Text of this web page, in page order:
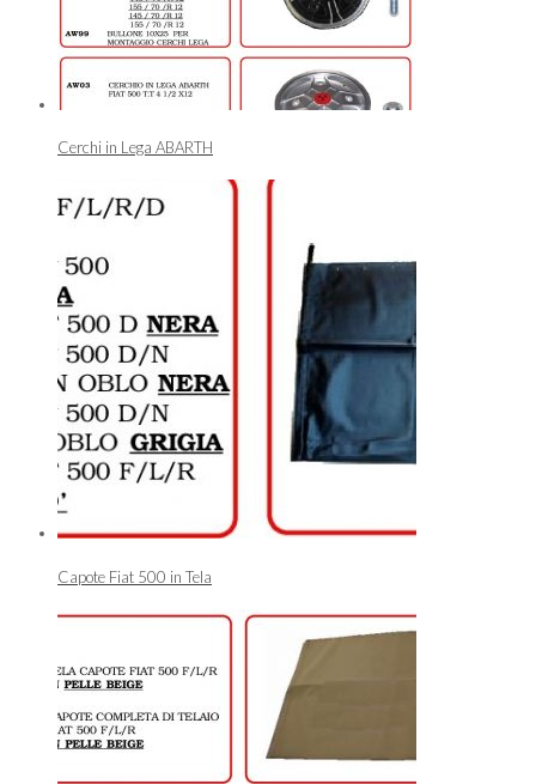
Cerchi in Lega ABARTH
Capote Fiat 500 in Tela